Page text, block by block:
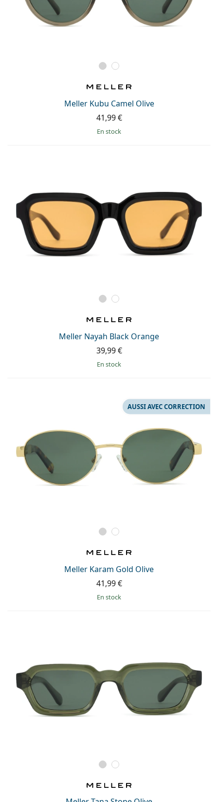
Meller Kubu Camel Olive
41,99 €
en stock
Meller Nayah Black Orange
39,99 €
en stock
Meller Karam Gold Olive
AUSSI AVEC CORRECTION
41,99 €
en stock